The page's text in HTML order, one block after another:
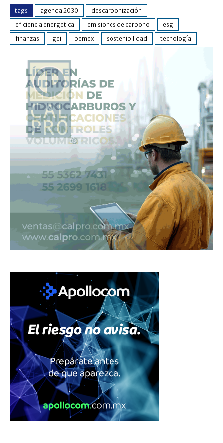
tags agenda 2030
descarbonización
eficiencia energetica
emisiones de carbono
esg
finanzas
gei pemex sostenibilidad tecnología